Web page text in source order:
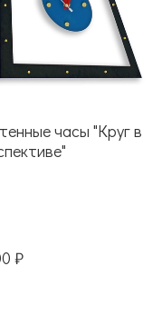
часы "Круг в
₽